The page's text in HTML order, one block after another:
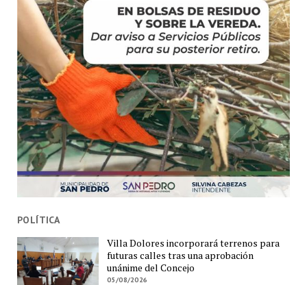
POLÍTICA
Villa Dolores incorporará terrenos para
futuras calles tras una aprobación
unánime del Concejo
05/08/2026